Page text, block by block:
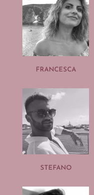
FRANCESCA
STEFANO